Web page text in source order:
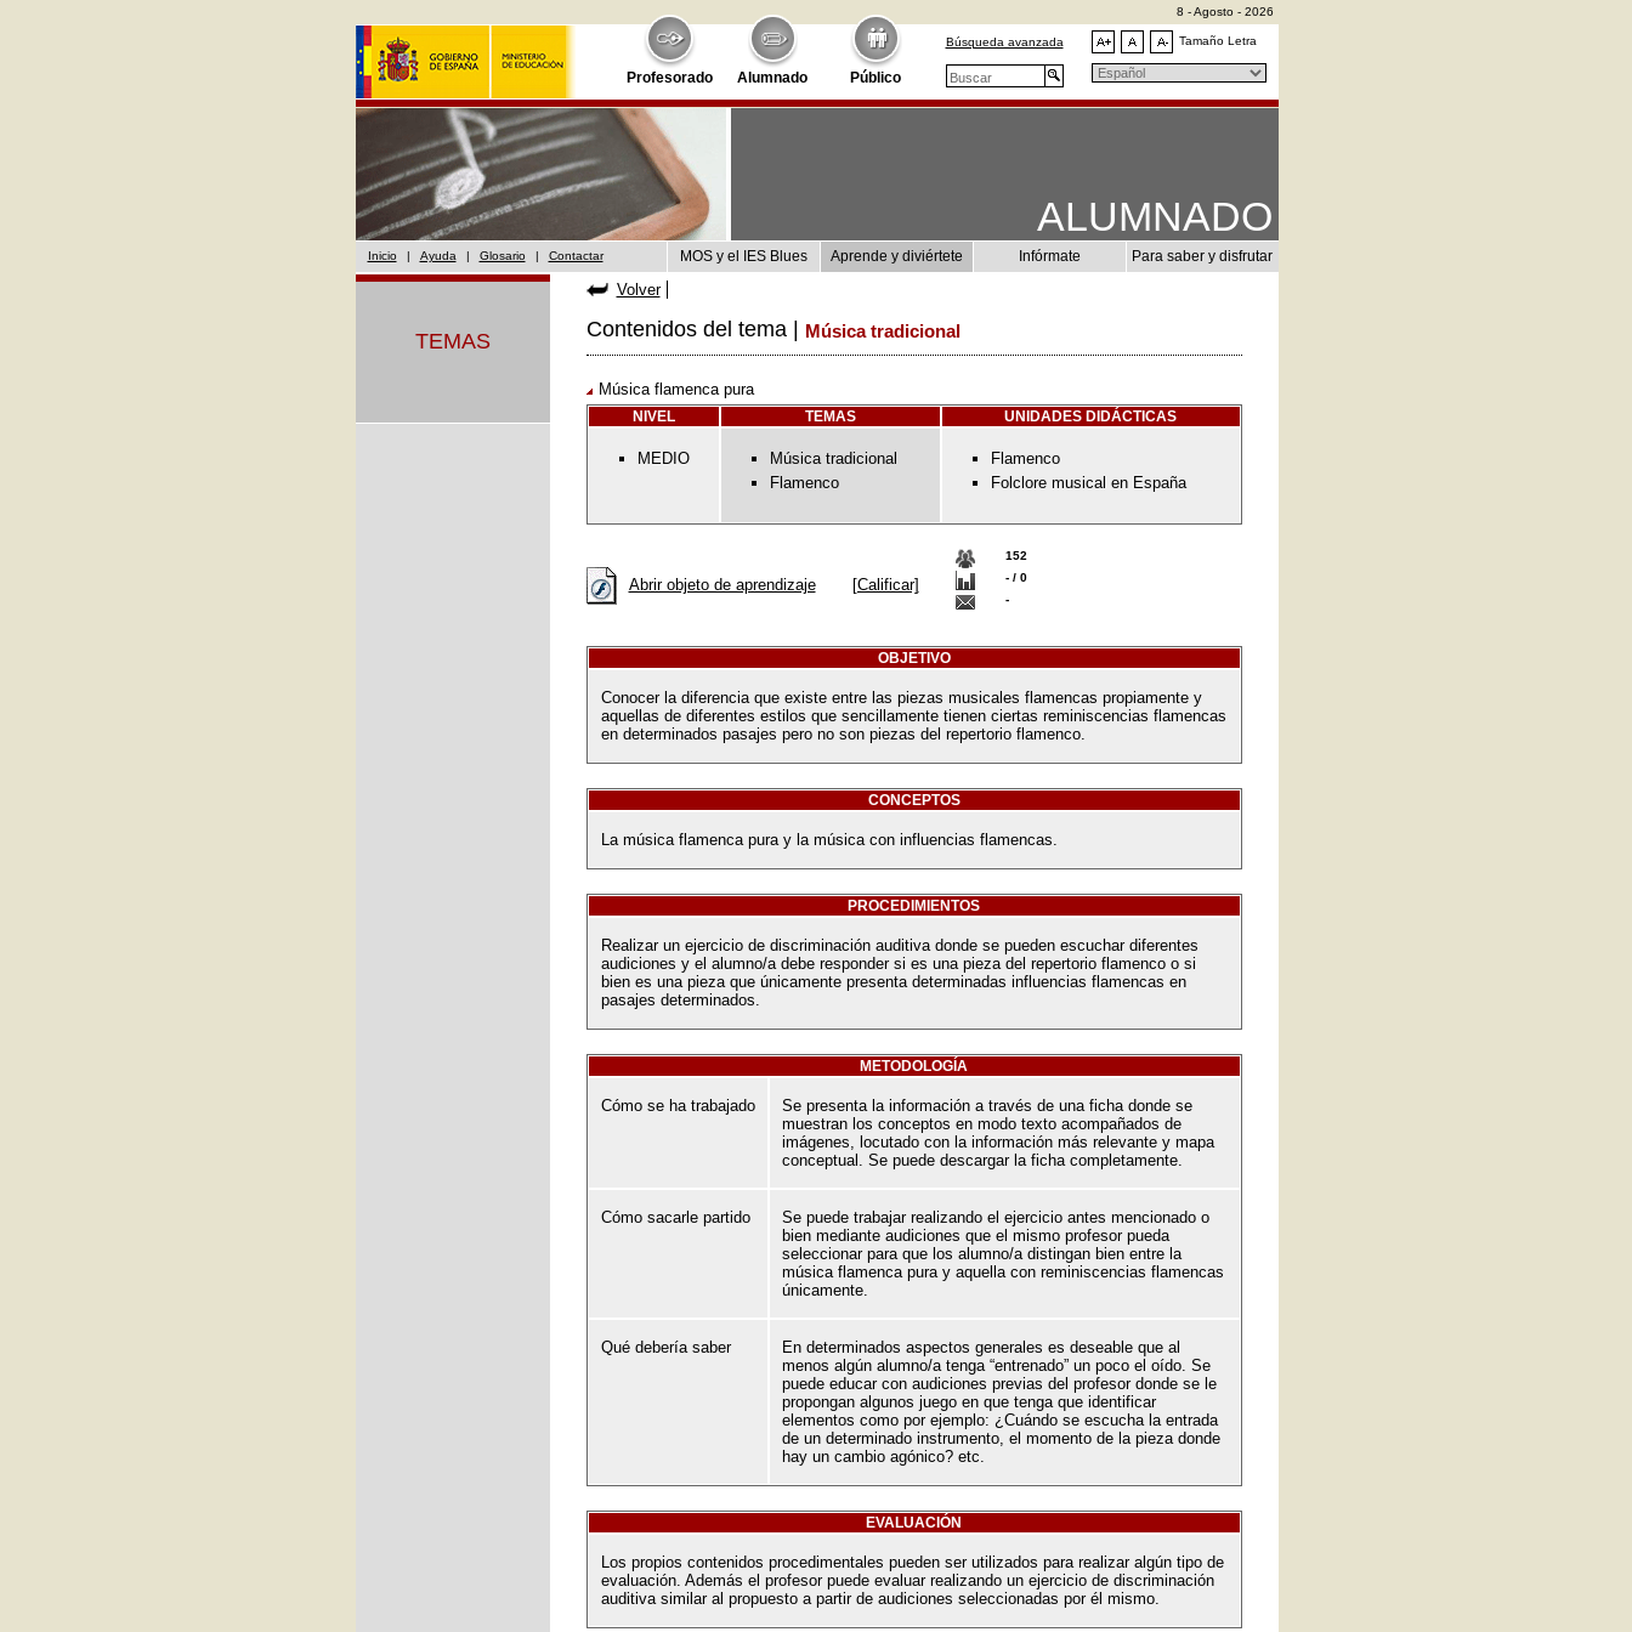
Profesorado Alumnado Público
8 - Agosto - 2026
Búsqueda avanzada Tamaño Letra
ALUMNADO
Inicio | Ayuda | Glosario | Contactar MOS y el IES Blues Aprende y diviértete Infórmate Para saber y disfrutar
TEMAS
Volver
Contenidos del tema | Música tradicional
Música flamenca pura
NIVEL TEMAS UNIDADES DIDÁCTICAS
MEDIO
Música tradicional
Flamenco
Flamenco
Folclore musical en España
Abrir objeto de aprendizaje [Calificar]
152
- / 0
-
OBJETIVO
Conocer la diferencia que existe entre las piezas musicales flamencas propiamente y
aquellas de diferentes estilos que sencillamente tienen ciertas reminiscencias flamencas
en determinados pasajes pero no son piezas del repertorio flamenco.
CONCEPTOS
La música flamenca pura y la música con influencias flamencas.
PROCEDIMIENTOS
Realizar un ejercicio de discriminación auditiva donde se pueden escuchar diferentes
audiciones y el alumno/a debe responder si es una pieza del repertorio flamenco o si
bien es una pieza que únicamente presenta determinadas influencias flamencas en
pasajes determinados.
METODOLOGÍA
Cómo se ha trabajado
Se presenta la información a través de una ficha donde se
muestran los conceptos en modo texto acompañados de
imágenes, locutado con la información más relevante y mapa
conceptual. Se puede descargar la ficha completamente.
Cómo sacarle partido
Se puede trabajar realizando el ejercicio antes mencionado o
bien mediante audiciones que el mismo profesor pueda
seleccionar para que los alumno/a distingan bien entre la
música flamenca pura y aquella con reminiscencias flamencas
únicamente.
Qué debería saber
En determinados aspectos generales es deseable que al
menos algún alumno/a tenga “entrenado” un poco el oído. Se
puede educar con audiciones previas del profesor donde se le
propongan algunos juego en que tenga que identificar
elementos como por ejemplo: ¿Cuándo se escucha la entrada
de un determinado instrumento, el momento de la pieza donde
hay un cambio agónico? etc.
EVALUACIÓN
Los propios contenidos procedimentales pueden ser utilizados para realizar algún tipo de
evaluación. Además el profesor puede evaluar realizando un ejercicio de discriminación
auditiva similar al propuesto a partir de audiciones seleccionadas por él mismo.